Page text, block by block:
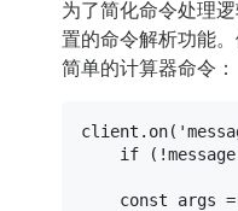
为了简化命令处理逻
置的命令解析功能
简单的计算器命令：
client. on(
if
const args =